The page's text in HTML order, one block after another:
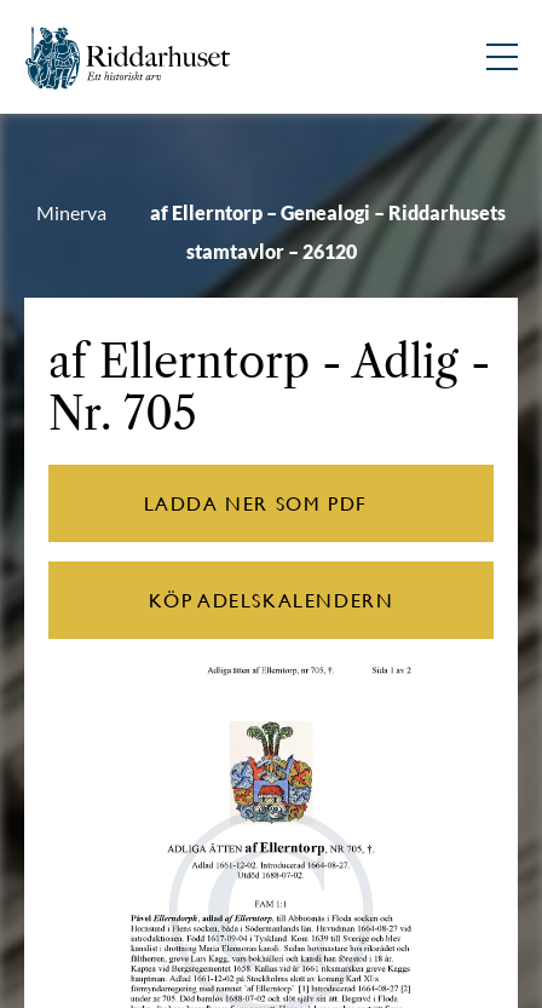
Minerva
af Ellerntorp – Genealogi – Riddarhusets
stamtavlor – 26120
af Ellerntorp - Adlig -
Nr. 705
LADDA NER SOM PDF
KÖP ADELSKALENDERN